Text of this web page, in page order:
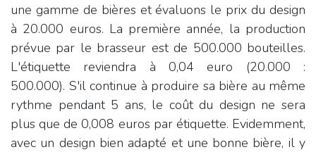
une gamme de bières et évaluons le prix du design
à 20.000 euros. La première année, la production
prévue par le brasseur est de 500.000 bouteilles.
L'étiquette reviendra à 0,04 euro (20.000 :
500.000). S'il continue à produire sa bière au même
rythme pendant 5 ans, le coût du design ne sera
plus que de 0,008 euros par étiquette. Evidemment,
avec un design bien adapté et une bonne bière, il y